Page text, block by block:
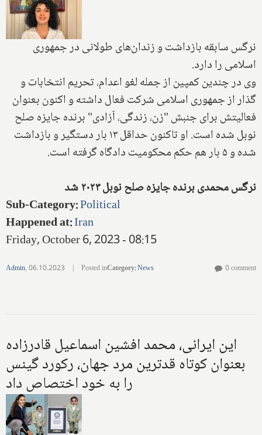
نرگس سابقه بازداشت و زندان‌های طولانی در جمهوری
اسلامی را دارد.
وی در چندین کمپین از جمله لغو اعدام، تحریم انتخابات و
گذار از جمهوری اسلامی شرکت فعال داشته و اکنون بعنوان
فعالیتش برای جنبش "زن، زندگی، آزادی" برنده جایزه صلح
نوبل شده است. او تاکنون حداقل ۱۳ بار دستگیر و بازداشت
شده و ۵ بار هم حکم محکومیت دادگاه گرفته است.
نرگس محمدی برنده جایزه صلح نوبل ۲۰۲۳ شد
Sub-Category:Political
Happened at:Iran
Friday, October 6, 2023 - 08:15
Admin,06.10.2023 | Posted inCategory:News 0 comment
این ایرانی، محمد افشین اسماعیل قادرزاده
بعنوان کوتاه قدترین مرد جهان، رکورد گینس
را به خود اختصاص داد